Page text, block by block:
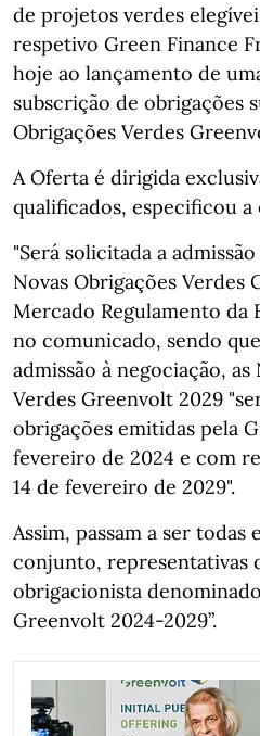
de projetos verdes
respetivo Green Finance
hoje ao lançamento de
subscrição de obrigações
Obrigações Verdes
A Oferta é dirigida
qualificados, especificou a
"Será solicitada a
Novas Obrigações Verdes
Mercado Regulamento da
no comunicado, sendo
admissão à negociação, as
Verdes Greenvolt 2029
obrigações emitidas pela
fevereiro de 2024 e com
14 de fevereiro de 2029".
Assim, passam a ser todas
conjunto, representativas
obrigacionista
Greenvolt 2024-2029”.